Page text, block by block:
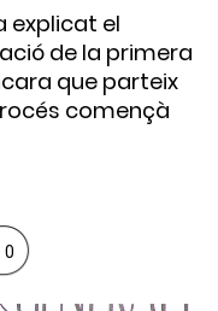
explicat el
de la primera
que parteix
començà
0